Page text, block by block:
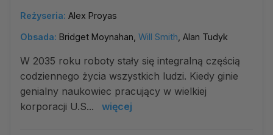
Reżyseria: Alex Proyas
Obsada: Bridget Moynahan, Will Smith , Alan Tudyk
W 2035 roku roboty stały się integralną częścią
codziennego życia wszystkich ludzi. Kiedy ginie
genialny naukowiec pracujący w wielkiej
korporacji U.S...
więcej